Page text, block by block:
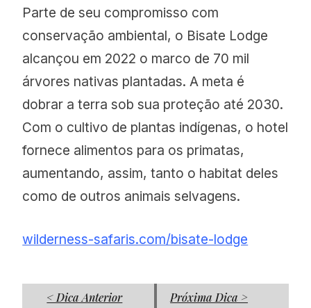
Parte de seu compromisso com
conservação ambiental, o Bisate Lodge
alcançou em 2022 o marco de 70 mil
árvores nativas plantadas. A meta é
dobrar a terra sob sua proteção até 2030.
Com o cultivo de plantas indígenas, o hotel
fornece alimentos para os primatas,
aumentando, assim, tanto o habitat deles
como de outros animais selvagens.
wilderness-safaris.com/bisate-lodge
< Dica Anterior Próxima Dica >